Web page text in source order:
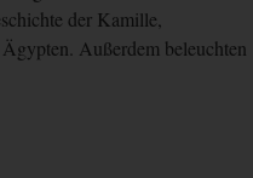
der Kamille,
Außerdem beleuchten